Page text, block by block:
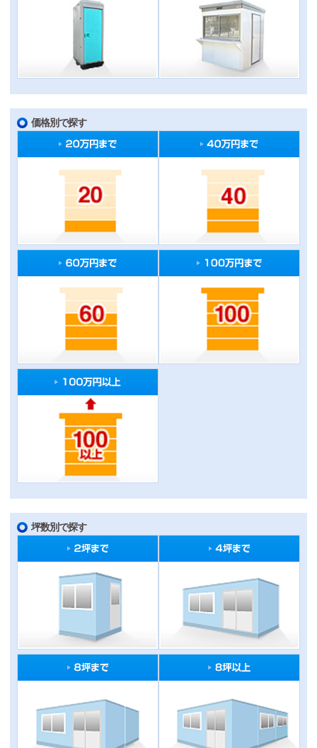
価格別で探す
坪数別で探す